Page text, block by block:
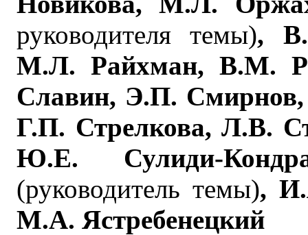
руководителя темы),
М.Л. Райхман, В.М.
Славин, Э.П.
Г.П. Стрелкова, Л.В.
Ю.Е. Сулиди-
(руководитель темы),
М.А. Ястребенецкий